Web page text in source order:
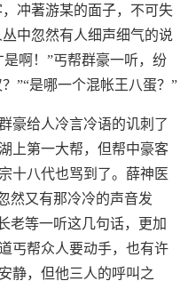
冲著游某的面子，不可失
中忽然有人细声细气的说
啊！”丐帮群豪一听，纷
”“是哪一个混帐王八蛋？”
豪给人冷言冷语的讥刺了
上第一大帮，但帮中豪客
十八代也骂到了。薛神医
然又有那冷冷的声音发
老等一听这几句话，更加
丐帮众人要动手，也有许
静，但他三人的呼叫之